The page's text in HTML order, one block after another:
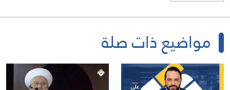
مواضيع ذات صلة